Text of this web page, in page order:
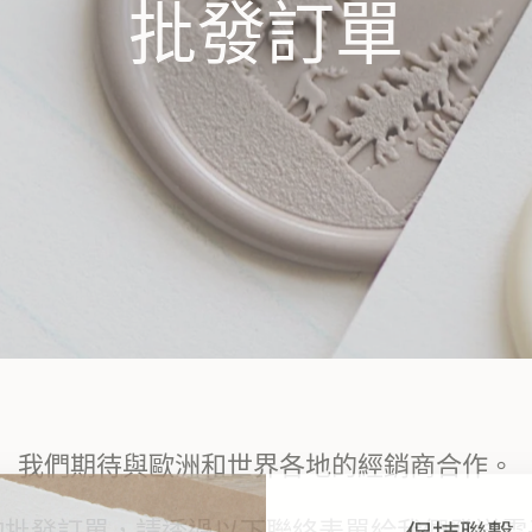
批發訂單
我們期待與歐洲和世界各地的經銷商合作。